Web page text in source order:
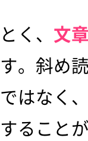
く、 文
。斜め
はなく
ること